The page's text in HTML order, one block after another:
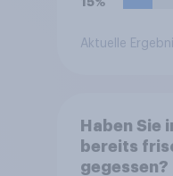
Aktuelle
Haben Sie
bereits
gegessen?